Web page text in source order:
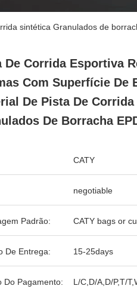
sintética Granulados de
De Corrida Esportiva
Com Superfície De
De Pista De
De Borracha
CATY
negotiable
Padrão: CATY bags or
De Entrega: 15-25days
Do Pagamento: L/C,D/A,D/P,T/